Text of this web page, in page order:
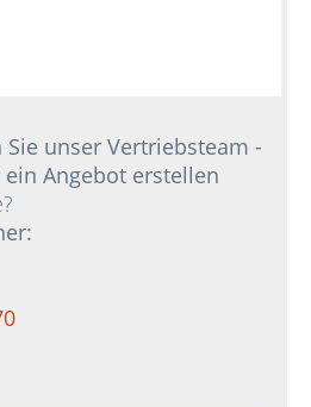
unser Vertriebsteam -
Angebot erstellen